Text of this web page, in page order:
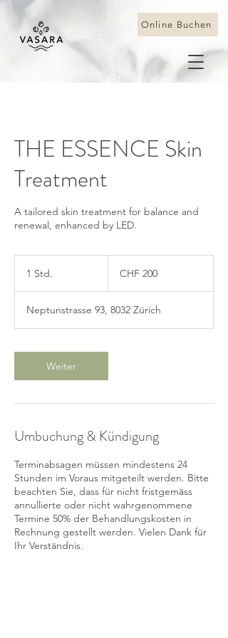
Online Buchen
THE ESSENCE Skin
Treatment
A tailored skin treatment for balance and
renewal, enhanced by LED.
1 Std.
d
Franken
CHF 200
Neptunstrasse 93, 8032 Zürich
Weiter
Umbuchung & Kündigung
Terminabsagen müssen mindestens 24
Stunden im Voraus mitgeteilt werden. Bitte
beachten Sie, dass für nicht fristgemäss
annullierte oder nicht wahrgenommene
Termine 50% der Behandlungskosten in
Rechnung gestellt werden. Vielen Dank für
Ihr Verständnis.